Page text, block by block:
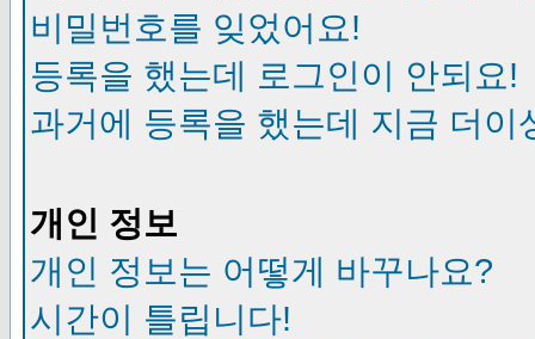
비밀번호를 잊었어요!
등록을 했는데 로그인이 안되요!
과거에 등록을 했는데 지금 더이
개인 정보
개인 정보는 어떻게 바꾸나요?
시간이 틀립니다!